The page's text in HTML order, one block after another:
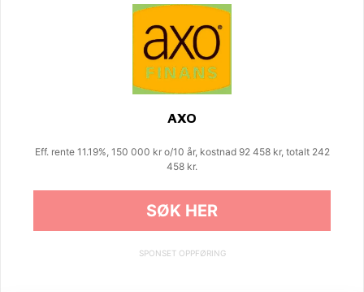
AXO
Eff. rente 11.19%, 150 000 kr o/10 år, kostnad 92 458 kr, totalt 242
458 kr.
SØK HER
SPONSET OPPFØRING